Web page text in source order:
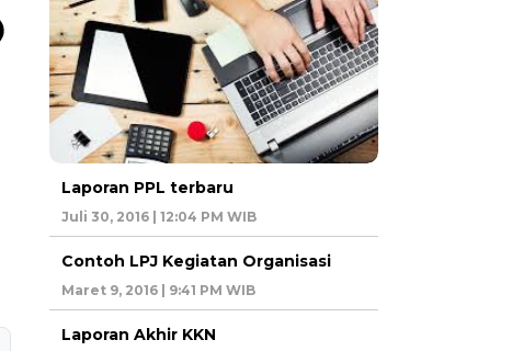
Laporan PPL terbaru
Juli 30, 2016 | 12:04 PM WIB
Contoh LPJ Kegiatan Organisasi
Maret 9, 2016 | 9:41 PM WIB
Laporan Akhir KKN